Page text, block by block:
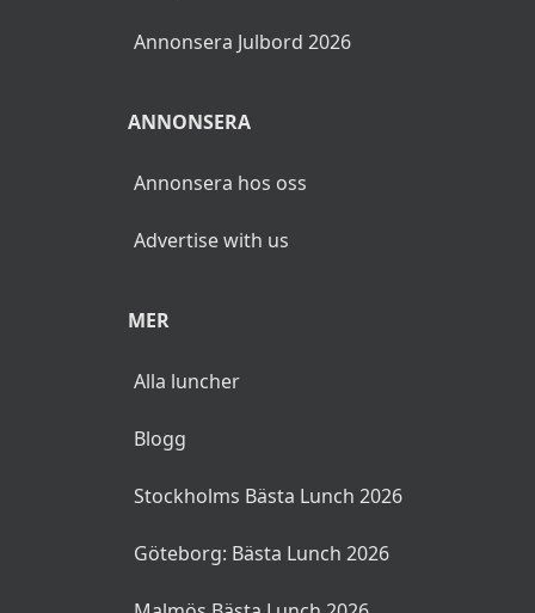
Annonsera Julbord 2026
ANNONSERA
Annonsera hos oss
Advertise with us
MER
Alla luncher
Blogg
Stockholms Bästa Lunch 2026
Göteborg: Bästa Lunch 2026